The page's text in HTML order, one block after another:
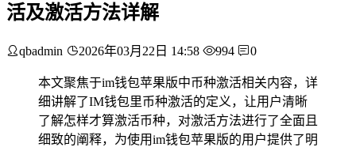
活及激活方法详解
qbadmin 2026年03月22日 14:58 994 0
本文聚焦于im钱包苹果版中币种激活相关内容，详
细讲解了IM钱包里币种激活的定义，让用户清晰
了解怎样才算激活币种，对激活方法进行了全面且
细致的阐释，为使用im钱包苹果版的用户提供了明